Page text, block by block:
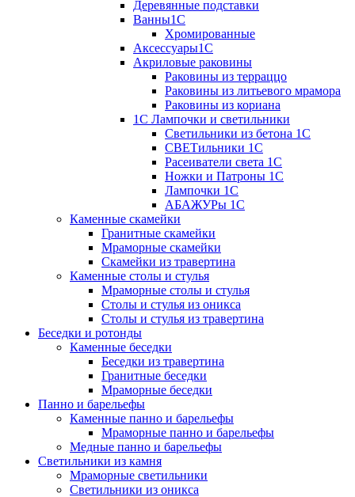
Деревянные подставки
Ванны1С
Хромированные
Аксессуары1С
Акриловые раковины
Раковины из терраццо
Раковины из литьевого мрамора
Раковины из кориана
1С Лампочки и светильники
Светильники из бетона 1С
СВЕТильники 1С
Расеиватели света 1С
Ножки и Патроны 1С
Лампочки 1С
АБАЖУРы 1С
Каменные скамейки
Гранитные скамейки
Мраморные скамейки
Скамейки из травертина
Каменные столы и стулья
Мраморные столы и стулья
Столы и стулья из оникса
Столы и стулья из травертина
Беседки и ротонды
Каменные беседки
Беседки из травертина
Гранитные беседки
Мраморные беседки
Панно и барельефы
Каменные панно и барельефы
Мраморные панно и барельефы
Медные панно и барельефы
Светильники из камня
Мраморные светильники
Светильники из оникса